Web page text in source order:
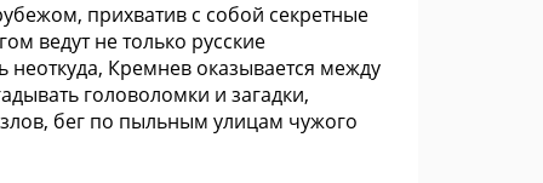
прихватив с собой секретные
ведут не только русские
Кремнев оказывается между
головоломки и загадки,
бег по пыльным улицам чужого